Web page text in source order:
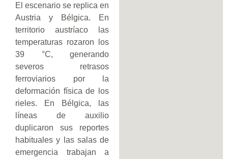
El escenario se replica en
Austria y Bélgica. En
territorio austríaco las
temperaturas rozaron los
39 °C, generando
severos retrasos
ferroviarios por la
deformación física de los
rieles. En Bélgica, las
líneas de auxilio
duplicaron sus reportes
habituales y las salas de
emergencia trabajan a